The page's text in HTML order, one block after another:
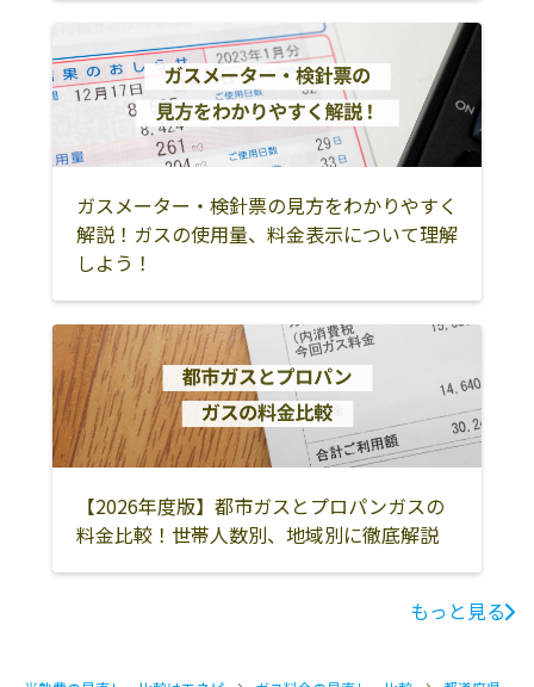
袋356-1
関商店
311-3832 結城郡
八千代町新地
371-2
0296-48-0776
関根商店
420-0077 結城郡
八千代町今里
414-3
0296-49-1383
株式会社賀登屋
結城郡八千代町
尾崎64-1
0296-48-1538
横島商店
結城郡八千代町
菅谷896-59
0296-48-0100
安田商店
結城郡八千代町
0296-48-1218
たびやプロパン
結城郡八千代町
0296-49-1090
0296-30-2277
つくばみらい市
牛久市
龍ケ崎市
取手市
守谷市
稲敷市
稲敷郡美浦村
稲敷郡阿見町
稲敷郡河内町
北相馬郡利根町
筑西市
下妻市
常総市
桜川市
結城市
古河市
猿島郡五霞町
猿島郡境町
ガスメーター・検針票の見方をわかりやすく
解説！ガスの使用量、料金表示について理解
しよう！
【2026年度版】都市ガスとプロパンガスの
料金比較！世帯人数別、地域別に徹底解説
もっと見る